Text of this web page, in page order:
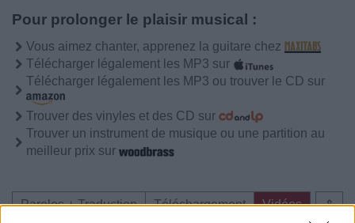
Pour prolonger le plaisir musical :
Vous aimez chanter, apprenez la guitare chez
Télécharger légalement les MP3 sur
Télécharger légalement les MP3 ou trouver le CD sur
Trouver des vinyles et des CD sur
Trouver un instrument de musique ou une partition au
meilleur prix sur
⇑
Paroles + Traduction Téléchargement
Vidéos